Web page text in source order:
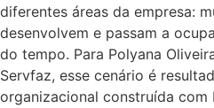
diferentes áreas da empresa:
desenvolvem e passam a
do tempo. Para Polyana
Servfaz, esse cenário é
organizacional construída com